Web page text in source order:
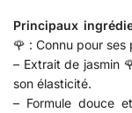
Principaux
🌹 : Connu pour
– Extrait de jasmin
son élasticité.
– Formule douce